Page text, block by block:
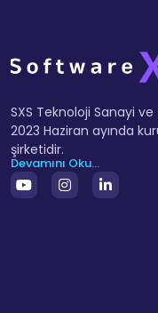
SXS Teknoloji Sanayi
2023 Haziran ayında
şirketidir.
Devamını Oku...